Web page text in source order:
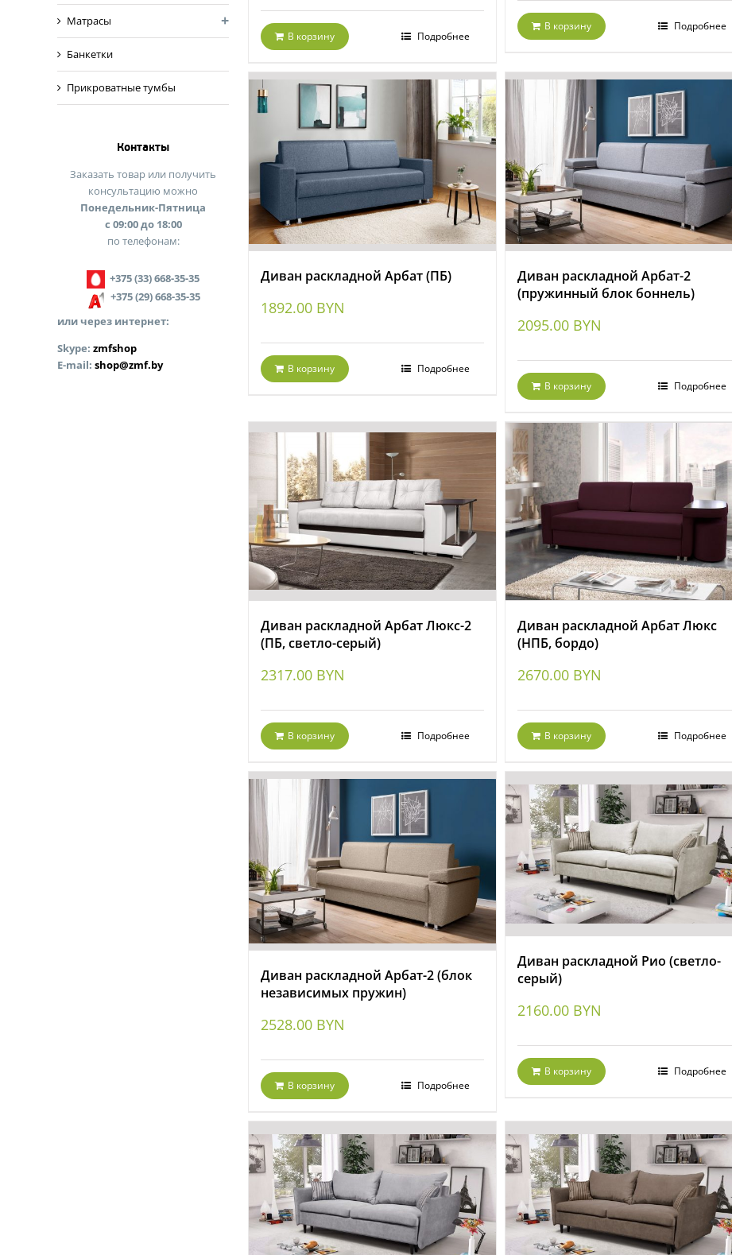
В корзину Подробнее
В корзину Подробнее
Диван раскладной Арбат (ПБ)
1892.00 BYN
В корзину Подробнее
Диван раскладной Арбат-2
(пружинный блок боннель)
2095.00 BYN
В корзину Подробнее
Диван раскладной Арбат Люкс-2
(ПБ, светло-серый)
2317.00 BYN
В корзину Подробнее
Диван раскладной Арбат Люкс
(НПБ, бордо)
2670.00 BYN
В корзину Подробнее
Диван раскладной Арбат-2 (блок
независимых пружин)
2528.00 BYN
В корзину Подробнее
Диван раскладной Рио (светло-
серый)
2160.00 BYN
В корзину Подробнее
Матрасы
Банкетки
Прикроватные тумбы
Контакты
Заказать товар или получить
консультацию можно
Понедельник-Пятница
с 09:00 до 18:00
по телефонам:
+375 (33) 668-35-35
+375 (29) 668-35-35
или через интернет:
Skype: zmfshop
E-mail: shop@zmf.by